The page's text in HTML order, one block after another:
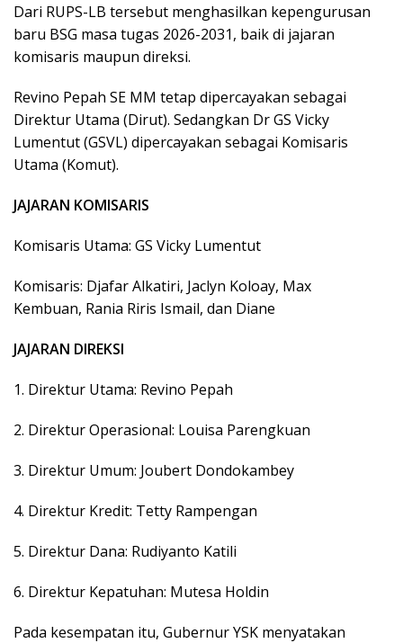
Dari RUPS-LB tersebut menghasilkan kepengurusan
baru BSG masa tugas 2026-2031, baik di jajaran
komisaris maupun direksi.
Revino Pepah SE MM tetap dipercayakan sebagai
Direktur Utama (Dirut). Sedangkan Dr GS Vicky
Lumentut (GSVL) dipercayakan sebagai Komisaris
Utama (Komut).
JAJARAN KOMISARIS
Komisaris Utama: GS Vicky Lumentut
Komisaris: Djafar Alkatiri, Jaclyn Koloay, Max
Kembuan, Rania Riris Ismail, dan Diane
JAJARAN DIREKSI
1. Direktur Utama: Revino Pepah
2. Direktur Operasional: Louisa Parengkuan
3. Direktur Umum: Joubert Dondokambey
4. Direktur Kredit: Tetty Rampengan
5. Direktur Dana: Rudiyanto Katili
6. Direktur Kepatuhan: Mutesa Holdin
Pada kesempatan itu, Gubernur YSK menyatakan